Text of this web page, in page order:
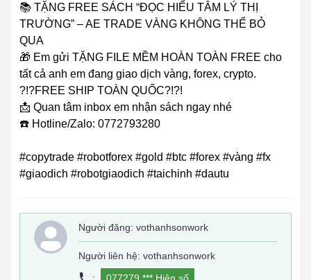
📚 TẶNG FREE SÁCH “ĐỌC HIỂU TÂM LÝ THỊ
TRƯỜNG” – AE TRADE VÀNG KHÔNG THỂ BỎ
QUA
🎁 Em gửi TẶNG FILE MỀM HOÀN TOÀN FREE cho
tất cả anh em đang giao dịch vàng, forex, crypto.
?!?FREE SHIP TOÀN QUỐC?!?!
📩 Quan tâm inbox em nhận sách ngay nhé
☎️ Hotline/Zalo: 0772793280
#copytrade #robotforex #gold #btc #forex #vàng #fx
#giaodich #robotgiaodich #taichinh #dautu
Người đăng: vothanhsonwork
Người liên hệ: vothanhsonwork